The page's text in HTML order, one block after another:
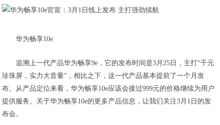
华为畅享10e
追溯上一代产品华为畅享9e，它的发布时间是3月25日，主打“千元
珍珠屏，实力大音量”，相比之下，这一代产品基本提前了一个月发
布。从产品定位来看，华为畅享10e应该会接过999元的价格继续为用户
提供服务。关于华为畅享10e的更多产品信息，让我们关注3月1日的发
布会。